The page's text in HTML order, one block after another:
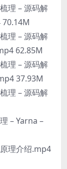
理 – 源码解
理 – 源码解
62.85M
理 – 源码解
37.93M
理 – 源码解
– Yarna –
理介绍.mp4